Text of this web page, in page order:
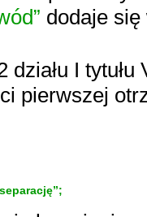
dodaje
działu I
pierwszej